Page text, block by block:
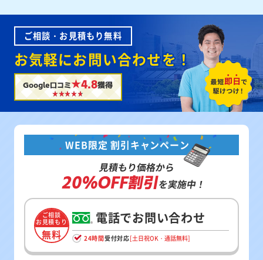
ご相談・お見積もり無料
お気軽にお問い合わせを！
Google口コミ★4.8獲得
WEB限定 割引キャンペーン
見積もり価格から
20%OFF割引を実施中！
ご相談
お見積もり
無料
電話でお問い合わせ
24時間受付対応[土日祝OK・通話無料]